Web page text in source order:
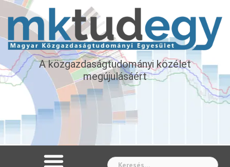
A közgazdaságtudományi közélet
megújulásáért